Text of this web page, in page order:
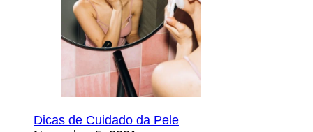
Dicas de Cuidado da Pele